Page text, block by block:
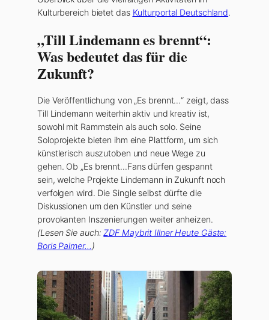
Kulturbereich bietet das Kulturportal Deutschland.
„Till Lindemann es brennt“:
Was bedeutet das für die
Zukunft?
Die Veröffentlichung von „Es brennt…“ zeigt, dass
Till Lindemann weiterhin aktiv und kreativ ist,
sowohl mit Rammstein als auch solo. Seine
Soloprojekte bieten ihm eine Plattform, um sich
künstlerisch auszutoben und neue Wege zu
gehen. Ob „Es brennt…Fans dürfen gespannt
sein, welche Projekte Lindemann in Zukunft noch
verfolgen wird. Die Single selbst dürfte die
Diskussionen um den Künstler und seine
provokanten Inszenierungen weiter anheizen.
(Lesen Sie auch: ZDF Maybrit Illner Heute Gäste:
Boris Palmer…)